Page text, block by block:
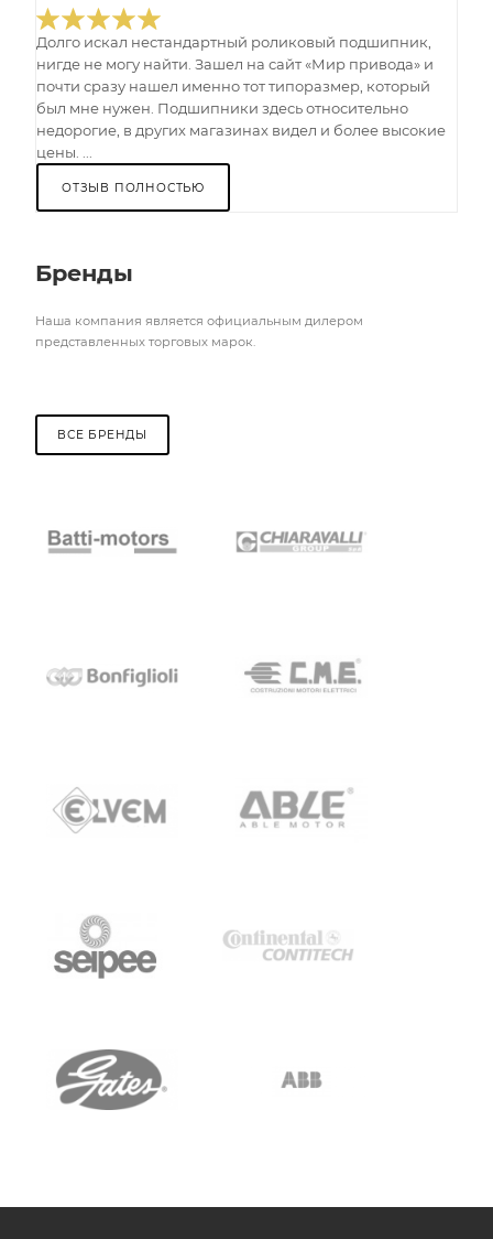
Долго искал нестандартный роликовый подшипник,
нигде не могу найти. Зашел на сайт «Мир привода» и
почти сразу нашел именно тот типоразмер, который
был мне нужен. Подшипники здесь относительно
недорогие, в других магазинах видел и более высокие
цены. ...
ОТЗЫВ ПОЛНОСТЬЮ
Бренды
Наша компания является официальным дилером
представленных торговых марок.
ВСЕ БРЕНДЫ